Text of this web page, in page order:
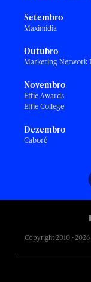
Setembro
Maximídia
Outubro
Marketing Network
Novembro
Effie Awards
Effie College
Dezembro
Caboré
Copyright 2010 -